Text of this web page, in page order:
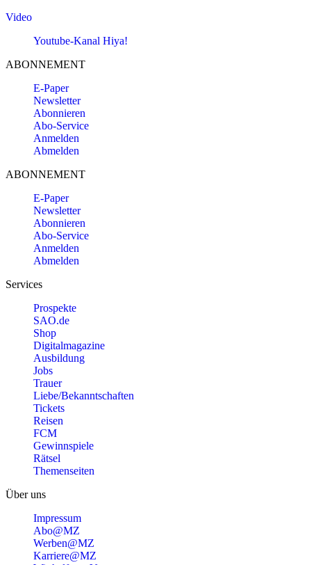
Video
Youtube-Kanal Hiya!
ABONNEMENT
E-Paper
Newsletter
Abonnieren
Abo-Service
Anmelden
Abmelden
ABONNEMENT
E-Paper
Newsletter
Abonnieren
Abo-Service
Anmelden
Abmelden
Services
Prospekte
SAO.de
Shop
Digitalmagazine
Ausbildung
Jobs
Trauer
Liebe/Bekanntschaften
Tickets
Reisen
FCM
Gewinnspiele
Rätsel
Themenseiten
Über uns
Impressum
Abo@MZ
Werben@MZ
Karriere@MZ